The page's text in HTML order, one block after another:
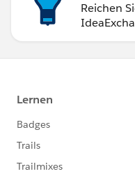
Reichen